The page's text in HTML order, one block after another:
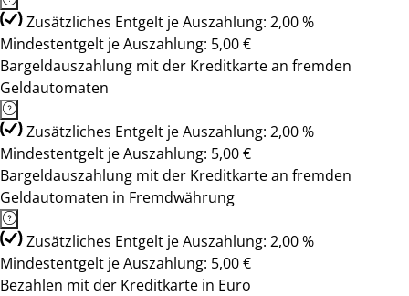
Zusätzliches Entgelt je Auszahlung: 2,00 %
Mindestentgelt je Auszahlung: 5,00 €
Bargeldauszahlung mit der Kreditkarte an fremden
Geldautomaten
Zusätzliches Entgelt je Auszahlung: 2,00 %
Mindestentgelt je Auszahlung: 5,00 €
Bargeldauszahlung mit der Kreditkarte an fremden
Geldautomaten in Fremdwährung
Zusätzliches Entgelt je Auszahlung: 2,00 %
Mindestentgelt je Auszahlung: 5,00 €
Bezahlen mit der Kreditkarte in Euro